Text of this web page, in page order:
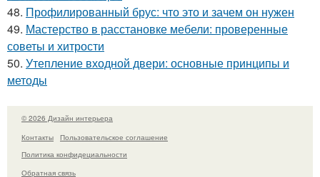
48. Профилированный брус: что это и зачем он нужен
49. Мастерство в расстановке мебели: проверенные
советы и хитрости
50. Утепление входной двери: основные принципы и
методы
© 2026 Дизайн интерьера
Контакты
Пользовательское соглашение
Политика конфидециальности
Обратная связь